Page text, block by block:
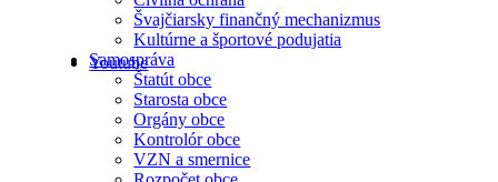
Youtube
Švajčiarsky finančný mechanizmus
Kultúrne a športové podujatia
Samospráva
Štatút obce
Starosta obce
Orgány obce
Kontrolór obce
VZN a smernice